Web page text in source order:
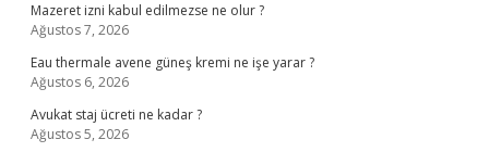
Mazeret izni kabul edilmezse ne olur ?
Ağustos 7, 2026
Eau thermale avene güneş kremi ne işe yarar ?
Ağustos 6, 2026
Avukat staj ücreti ne kadar ?
Ağustos 5, 2026